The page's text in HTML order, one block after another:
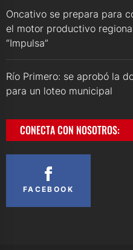
Oncativo se prepara para
el motor productivo
“Impulsa”
Río Primero: se aprobó la
para un loteo municipal
CONECTA CON NOSOTROS:
FACEBOOK